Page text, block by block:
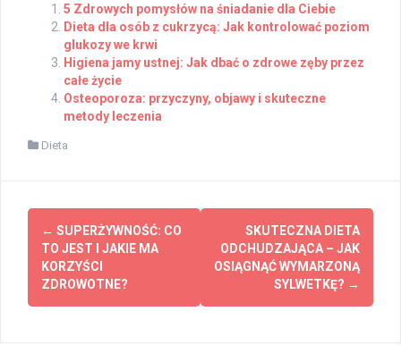
5 Zdrowych pomysłów na śniadanie dla Ciebie
Dieta dla osób z cukrzycą: Jak kontrolować poziom
glukozy we krwi
Higiena jamy ustnej: Jak dbać o zdrowe zęby przez
całe życie
Osteoporoza: przyczyny, objawy i skuteczne
metody leczenia
Dieta
Post
navigation
← SUPERŻYWNOŚĆ: CO
TO JEST I JAKIE MA
KORZYŚCI
ZDROWOTNE?
SKUTECZNA DIETA
ODCHUDZAJĄCA – JAK
OSIĄGNĄĆ WYMARZONĄ
SYLWETKĘ? →